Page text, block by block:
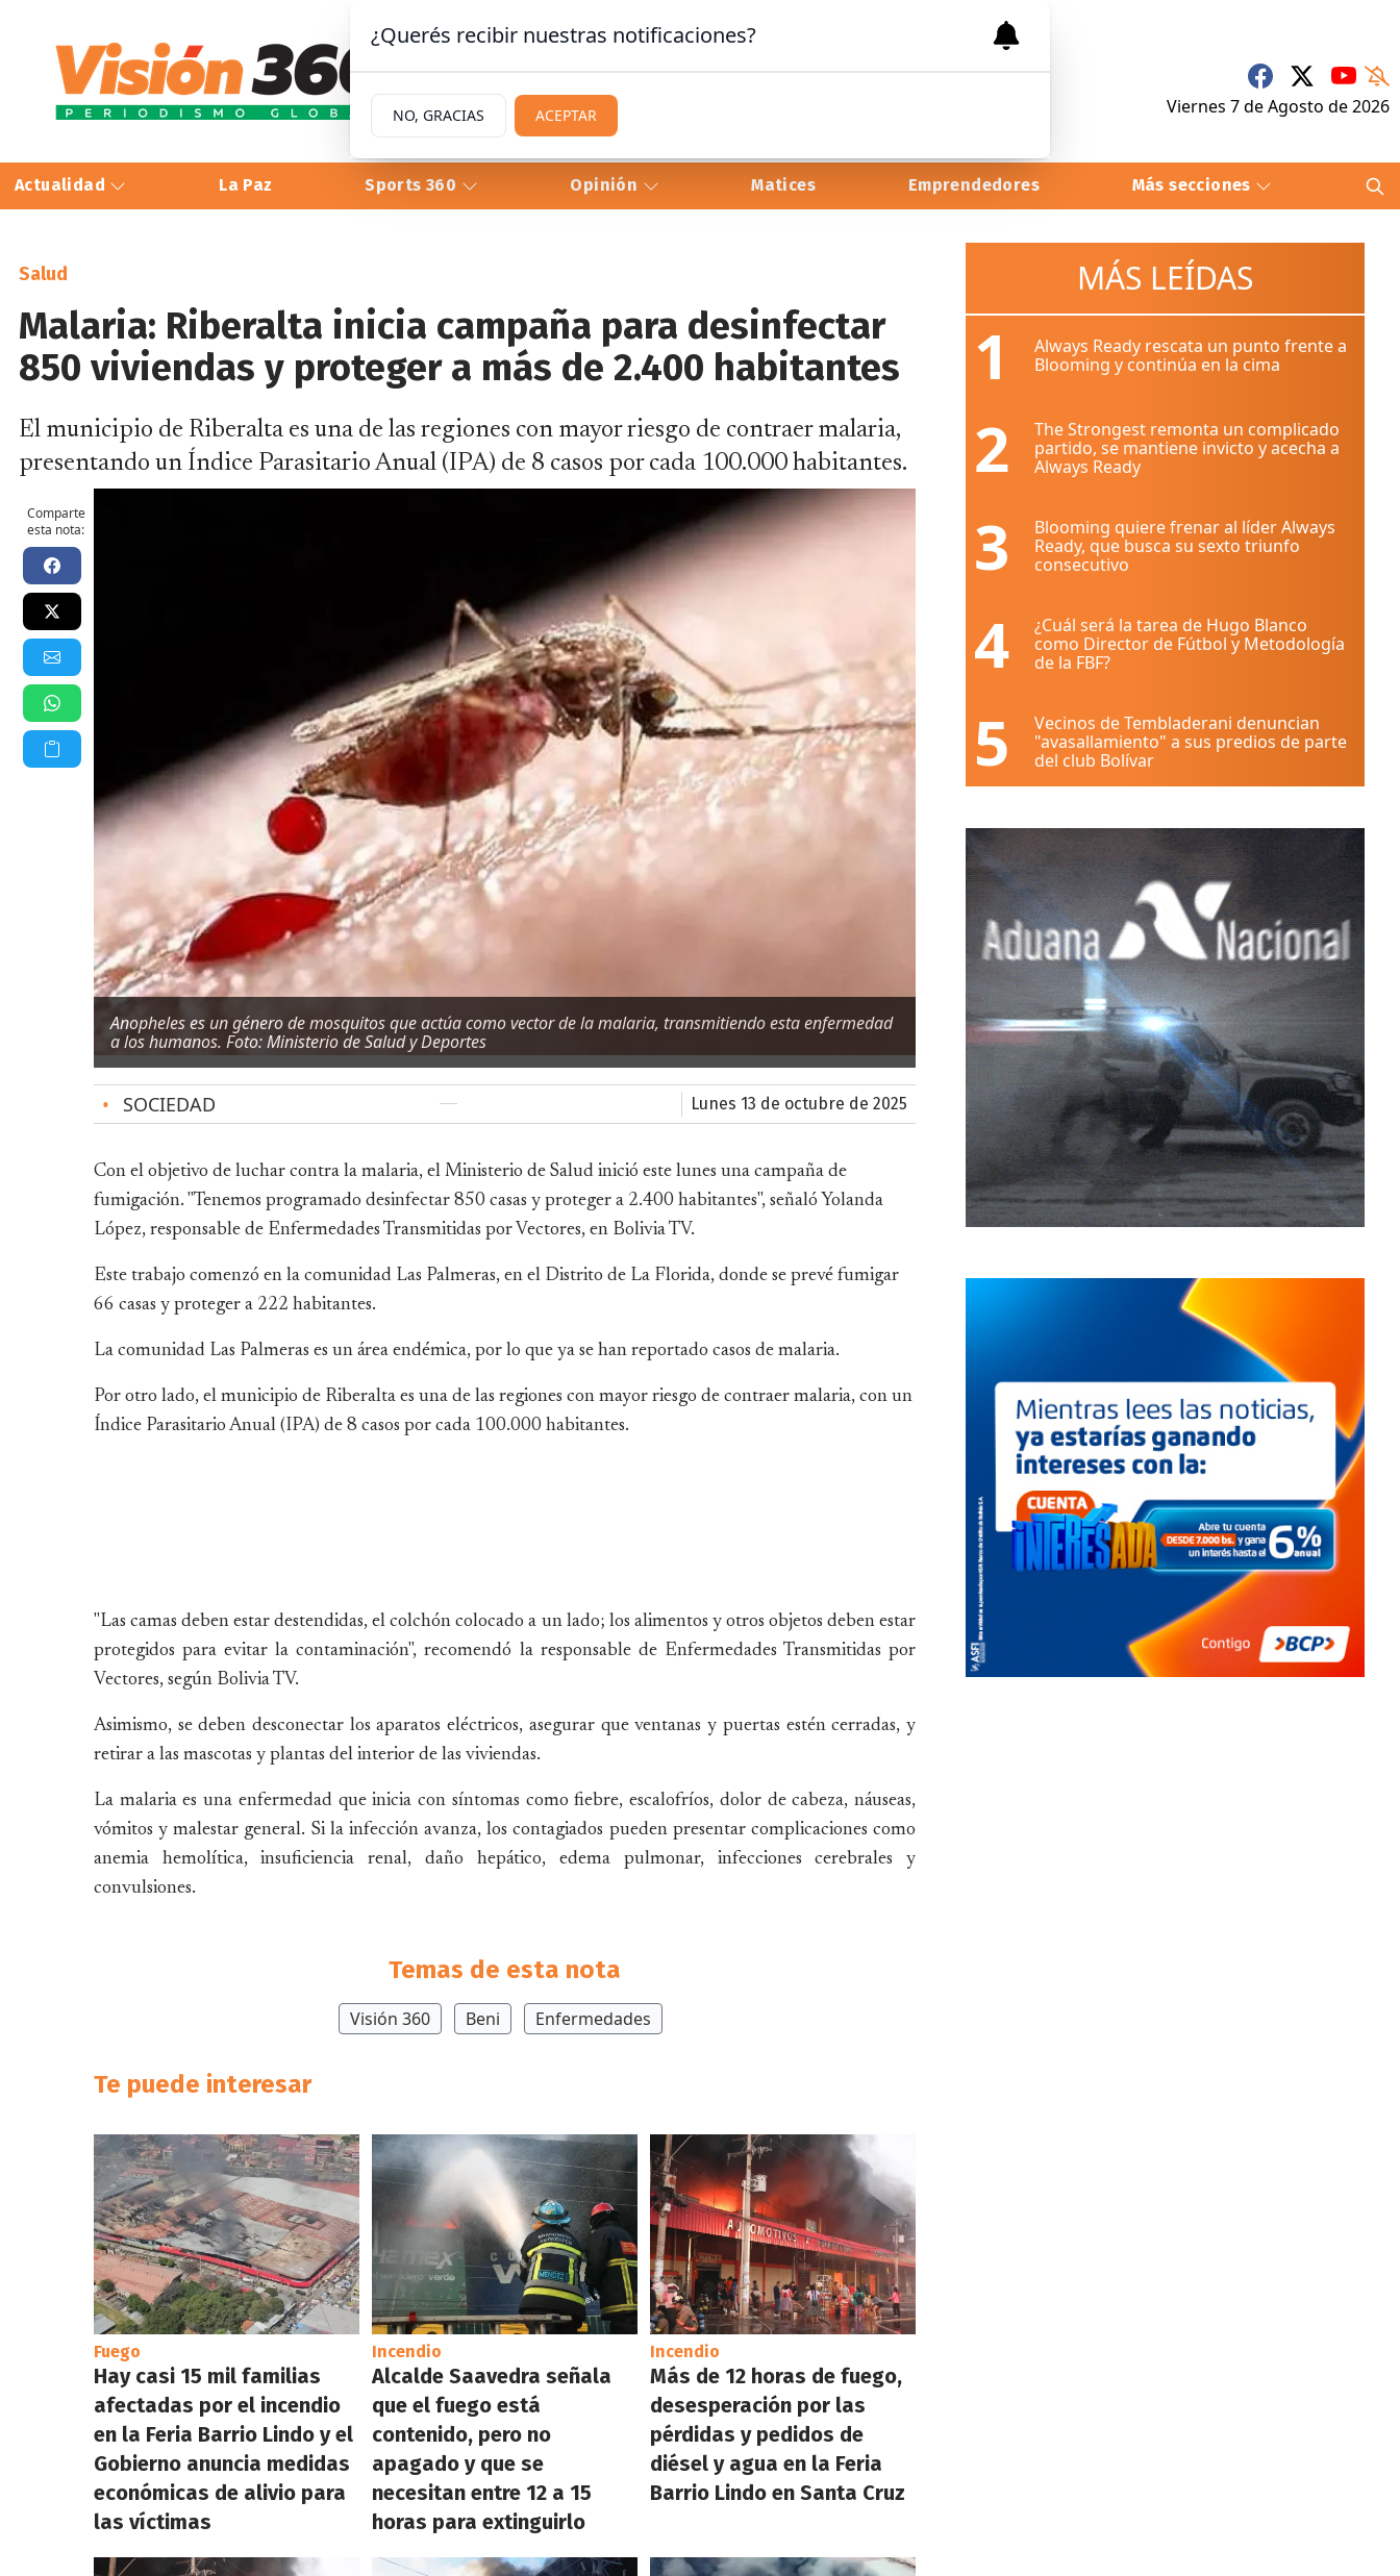
Viernes 7deAgosto de 2026
Actualidad La Paz Sports 360 Opinión Matices Emprendedores Más secciones
Salud
Malaria: Riberalta inicia campaña para desinfectar
850 viviendas y proteger a más de 2.400 habitantes
El municipio de Riberalta es una de las regiones con mayor riesgo de contraer malaria,
presentando un Índice Parasitario Anual (IPA) de 8 casos por cada 100.000 habitantes.
Comparte
esta nota:
Anopheles es un género de mosquitos que actúa como vector de la malaria, transmitiendo esta enfermedad
a los humanos. Foto: Ministerio de Salud y Deportes
• SOCIEDAD lunes 13 de octubre de 2025
Con el objetivo de luchar contra la malaria, el Ministerio de Salud inició este lunes una campaña de
fumigación. "Tenemos programado desinfectar 850 casas y proteger a 2.400 habitantes", señaló Yolanda
López, responsable de Enfermedades Transmitidas por Vectores, en Bolivia TV.
Este trabajo comenzó en la comunidad Las Palmeras, en el Distrito de La Florida, donde se prevé fumigar
66 casas y proteger a 222 habitantes.
La comunidad Las Palmeras es un área endémica, por lo que ya se han reportado casos de malaria.
Por otro lado, el municipio de Riberalta es una de las regiones con mayor riesgo de contraer malaria, con un
Índice Parasitario Anual (IPA) de 8 casos por cada 100.000 habitantes.
"Las camas deben estar destendidas, el colchón colocado a un lado; los alimentos y otros objetos deben estar
protegidos para evitar la contaminación", recomendó la responsable de Enfermedades Transmitidas por
Vectores, según Bolivia TV.
Asimismo, se deben desconectar los aparatos eléctricos, asegurar que ventanas y puertas estén cerradas, y
retirar a las mascotas y plantas del interior de las viviendas.
La malaria es una enfermedad que inicia con síntomas como fiebre, escalofríos, dolor de cabeza, náuseas,
vómitos y malestar general. Si la infección avanza, los contagiados pueden presentar complicaciones como
anemia hemolítica, insuficiencia renal, daño hepático, edema pulmonar, infecciones cerebrales y
convulsiones.
Temas de esta nota
Visión 360 Beni Enfermedades
Te puede interesar
Fuego
Hay casi 15 mil familias
afectadas por el incendio
en la Feria Barrio Lindo y el
Gobierno anuncia medidas
económicas de alivio para
las víctimas
Incendio
Alcalde Saavedra señala
que el fuego está
contenido, pero no
apagado y que se
necesitan entre 12 a 15
horas para extinguirlo
Incendio
Más de 12 horas de fuego,
desesperación por las
pérdidas y pedidos de
diésel y agua en la Feria
Barrio Lindo en Santa Cruz
MÁS LEÍDAS
1
Always Ready rescata un punto frente a
Blooming y continúa en la cima
2
The Strongest remonta un complicado
partido, se mantiene invicto y acecha a
Always Ready
3
Blooming quiere frenar al líder Always
Ready, que busca su sexto triunfo
consecutivo
4
¿Cuál será la tarea de Hugo Blanco
como Director de Fútbol y Metodología
de la FBF?
5
Vecinos de Tembladerani denuncian
"avasallamiento" a sus predios de parte
del club Bolívar
¿Querés recibir nuestras notificaciones?
NO, GRACIAS ACEPTAR